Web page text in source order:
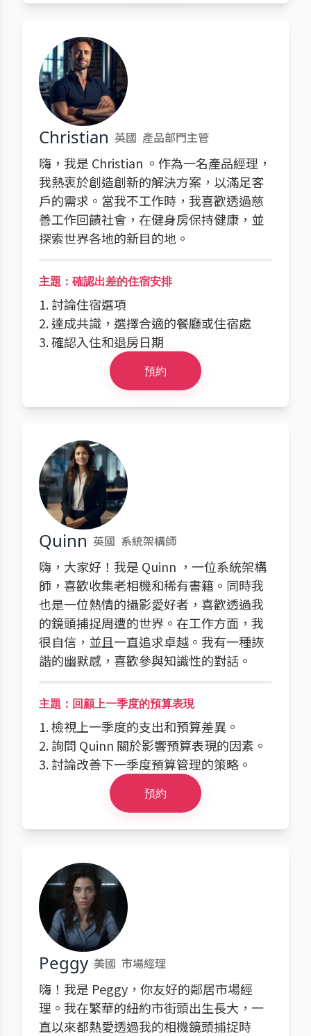
Christian 英國 產品部門主管
嗨，我是 Christian 。作為一名產品經理，
我熱衷於創造創新的解決方案，以滿足客
戶的需求。當我不工作時，我喜歡透過慈
善工作回饋社會，在健身房保持健康，並
探索世界各地的新目的地。
主題：確認出差的住宿安排
1. 討論住宿選項
2. 達成共識，選擇合適的餐廳或住宿處
3. 確認入住和退房日期
預約
Quinn 英國 系統架構師
嗨，大家好！我是 Quinn ，一位系統架構
師，喜歡收集老相機和稀有書籍。同時我
也是一位熱情的攝影愛好者，喜歡透過我
的鏡頭捕捉周遭的世界。在工作方面，我
很自信，並且一直追求卓越。我有一種詼
諧的幽默感，喜歡參與知識性的對話。
主題：回顧上一季度的預算表現
1. 檢視上一季度的支出和預算差異。
2. 詢問 Quinn 關於影響預算表現的因素。
3. 討論改善下一季度預算管理的策略。
預約
Peggy 美國 市場經理
嗨！我是 Peggy，你友好的鄰居市場經
理。我在繁華的紐約市街頭出生長大，一
直以來都熱愛透過我的相機鏡頭捕捉時